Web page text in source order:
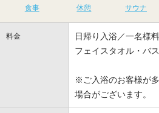
食事 休憩 サウナ
料金
日帰り入浴／一名様
フェイスタオル・バ
※ご入浴のお客様が
場合がございます。